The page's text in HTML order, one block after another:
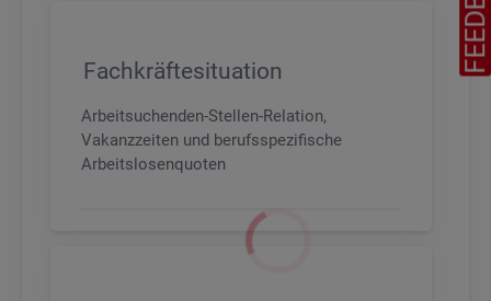
Fachkräftesituation
Arbeitsuchenden-Stellen-Relation,
Vakanzzeiten und berufsspezifische
Arbeitslosenquoten